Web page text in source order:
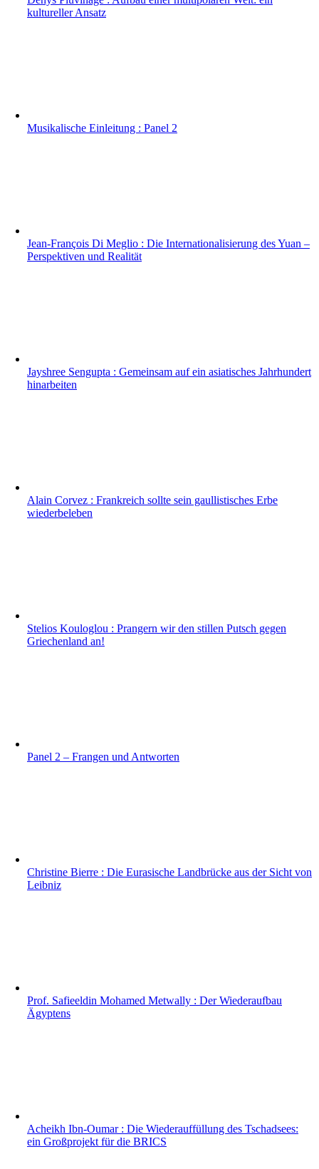
kultureller Ansatz
Musikalische Einleitung : Panel 2
Jean-François Di Meglio : Die Internationalisierung des Yuan –
Perspektiven und Realität
Jayshree Sengupta : Gemeinsam auf ein asiatisches Jahrhundert
hinarbeiten
Alain Corvez : Frankreich sollte sein gaullistisches Erbe
wiederbeleben
Stelios Kouloglou : Prangern wir den stillen Putsch gegen
Griechenland an!
Panel 2 – Frangen und Antworten
Christine Bierre : Die Eurasische Landbrücke aus der Sicht von
Leibniz
Prof. Safieeldin Mohamed Metwally : Der Wiederaufbau
Ägyptens
Acheikh Ibn-Oumar : Die Wiederauffüllung des Tschadsees:
ein Großprojekt für die BRICS